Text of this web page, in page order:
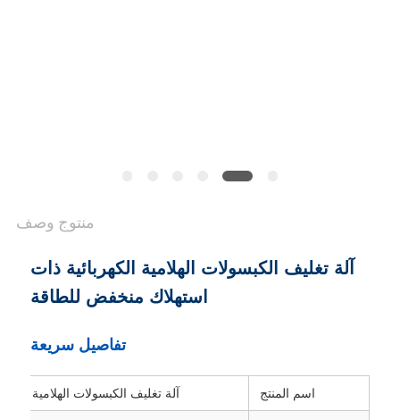
منتوج وصف
آلة تغليف الكبسولات الهلامية الكهربائية ذات
استهلاك منخفض للطاقة
تفاصيل سريعة
اسم المنتج آلة تغليف الكبسولات الهلامية